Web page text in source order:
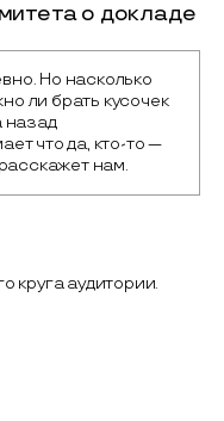
о докладе
Но насколько
ли брать кусочек
назад
что да, кто-то —
нам.
круга аудитории.